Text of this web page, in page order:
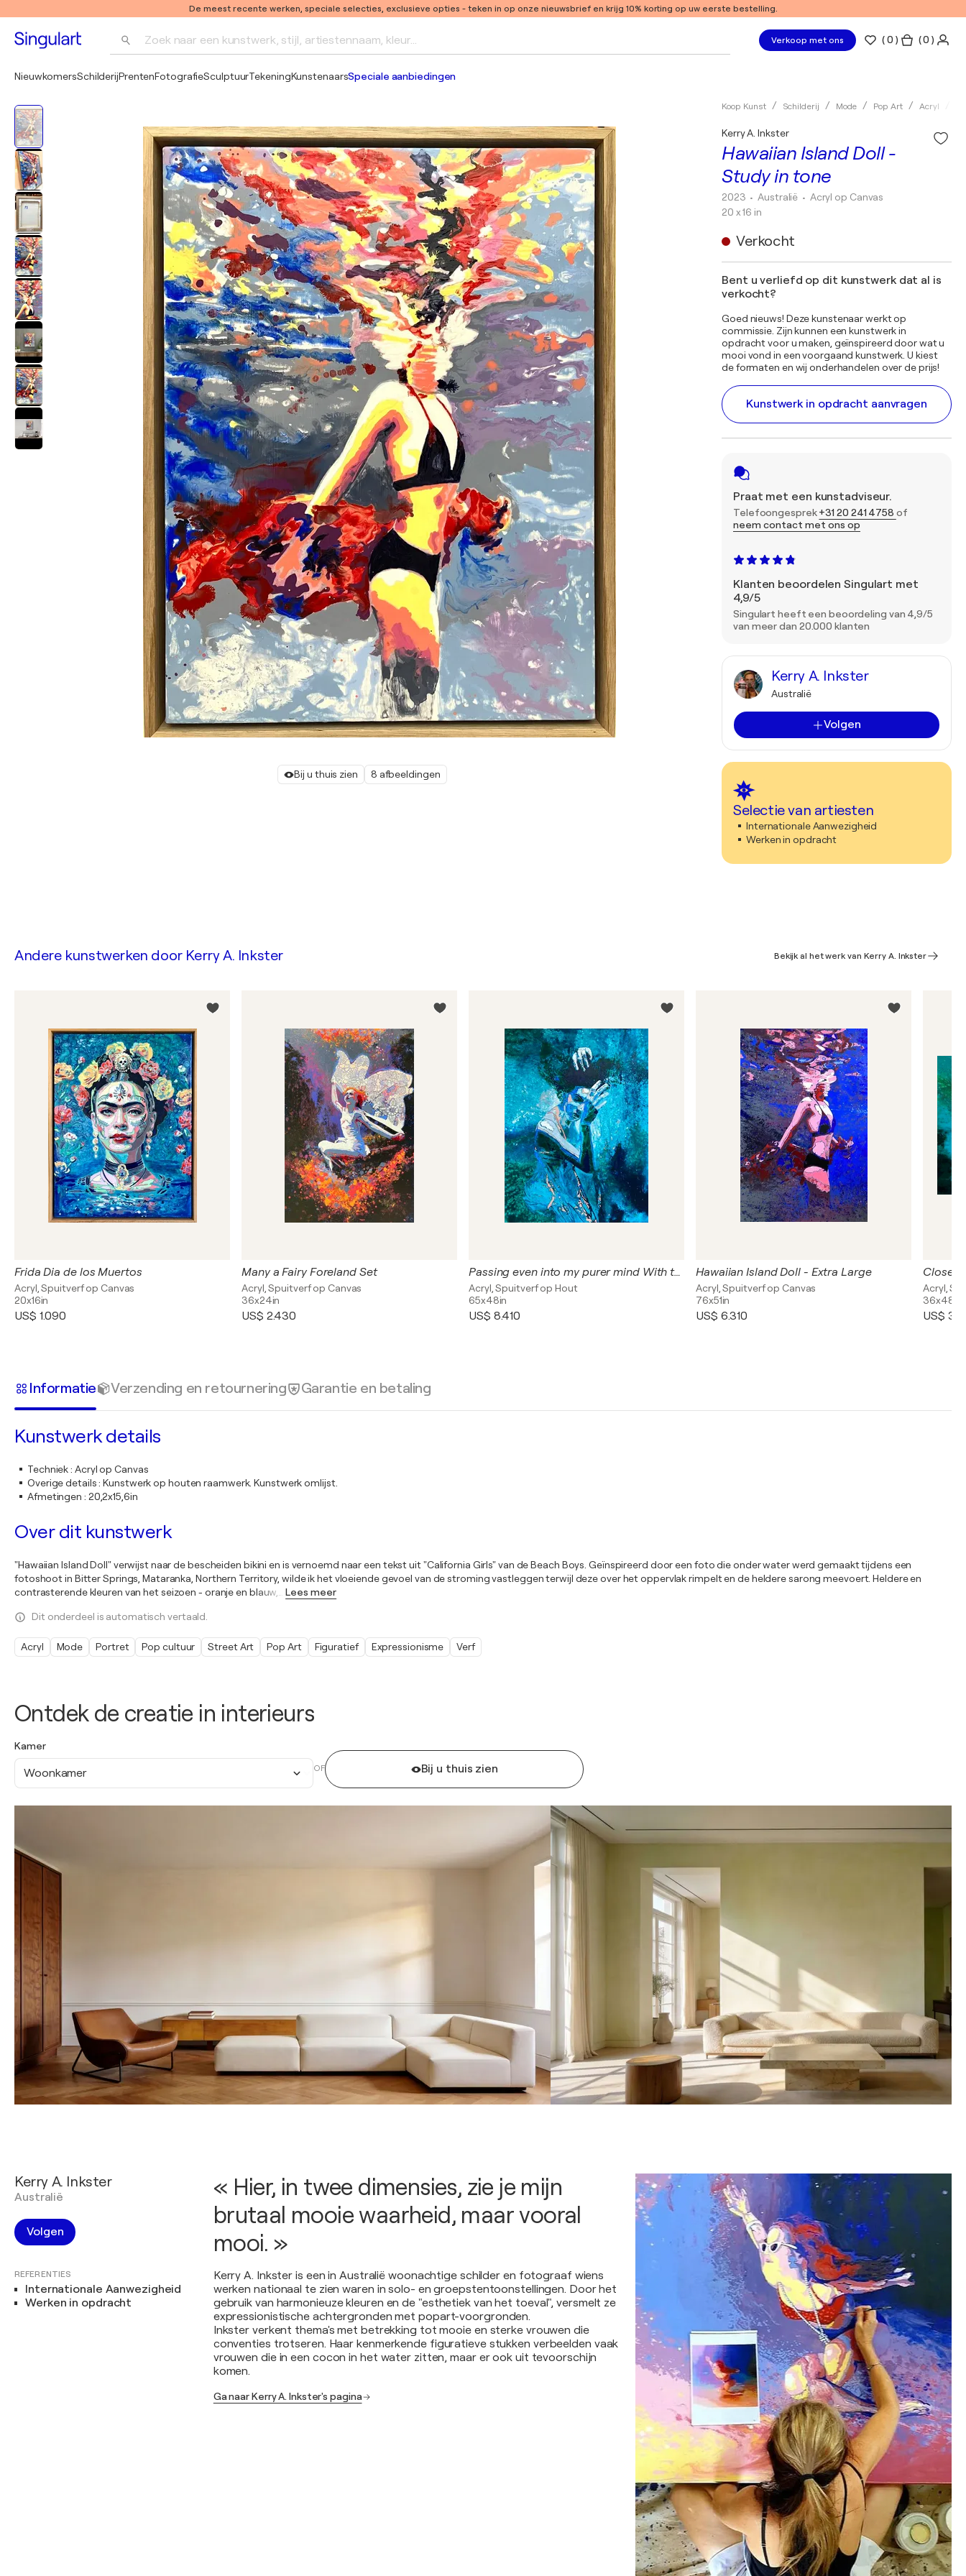
De meest recente werken, speciale selecties, exclusieve opties - teken in op onze nieuwsbrief en krijg 10% korting op uw eerste bestelling.
Zoek naar een kunstwerk, stijl, artiestennaam, kleur... Verkoop met ons (0 ) ( 0 )
NieuwkomersSchilderijPrentenFotografieSculptuurTekeningKunstenaarsSpeciale aanbiedingen
Bij u thuis zien 8 afbeeldingen
Koop Kunst Schilderij Mode Pop Art Acryl
Hawaiian Island Doll -
Study in tone
Kerry A. Inkster
2023 • Australië • Acryl op Canvas
20 x 16 in
Verkocht
Bent u verliefd op dit kunstwerk dat al is
verkocht?
Goed nieuws! Deze kunstenaar werkt op
commissie. Zijn kunnen een kunstwerk in
opdracht voor u maken, geïnspireerd door wat u
mooi vond in een voorgaand kunstwerk. U kiest
de formaten en wij onderhandelen over de prijs!
Kunstwerk in opdracht aanvragen
Praat met een kunstadviseur.
Telefoongesprek+31 20 241 4758 of
neem contact met ons op
Klanten beoordelen Singulart met
4,9/5
Singulart heeft een beoordeling van 4,9/5
van meer dan 20.000 klanten
Kerry A. Inkster
Australië
Volgen
Selectie van artiesten
Internationale Aanwezigheid
Werken in opdracht
Ontdek de creatie in interieurs
Kamer
Woonkamer OF Bij u thuis zien
Andere kunstwerken door Kerry A. Inkster Bekijk al het werk van Kerry A. Inkster
Frida Dia de los Muertos
Acryl, Spuitverf op Canvas
20x16in
US$ 1.090
Many a Fairy Foreland Set
Acryl, Spuitverf op Canvas
36x24in
US$ 2.430
Passing even into my purer mind With tranquil restoration - Extra Large
Acryl, Spuitverf op Hout
65x48in
US$ 8.410
Hawaiian Island Doll - Extra Large
Acryl, Spuitverf op Canvas
76x51in
US$ 6.310
Close
Acryl,
36x48in
US$
Informatie Verzending en retournering Garantie en betaling
Kunstwerk details
Techniek: Acryl op Canvas
Overige details:Kunstwerk op houten raamwerk. Kunstwerk omlijst.
Afmetingen : 20,2x15,6in
Over dit kunstwerk
"Hawaiian Island Doll" verwijst naar de bescheiden bikini en is vernoemd naar een tekst uit "California Girls" van de Beach Boys. Geïnspireerd door een foto die onder water werd gemaakt tijdens een
fotoshoot in Bitter Springs, Mataranka, Northern Territory, wilde ik het vloeiende gevoel van de stroming vastleggen terwijl deze over het oppervlak rimpelt en de heldere sarong meevoert. Heldere en
contrasterende kleuren van het seizoen - oranje en blauw,
Lees meer
Dit onderdeel is automatisch vertaald.
Acryl Mode Portret Pop cultuur Street Art Pop Art Figuratief Expressionisme Verf
Kerry A. Inkster
Australië
Volgen
REFERENTIES
Internationale Aanwezigheid
Werken in opdracht
« Hier, in twee dimensies, zie je mijn
brutaal mooie waarheid, maar vooral
mooi. »
Kerry A. Inkster is een in Australië woonachtige schilder en fotograaf wiens
werken nationaal te zien waren in solo- en groepstentoonstellingen. Door het
gebruik van harmonieuze kleuren en de "esthetiek van het toeval", versmelt ze
expressionistische achtergronden met popart-voorgronden.
Inkster verkent thema's met betrekking tot mooie en sterke vrouwen die
conventies trotseren. Haar kenmerkende figuratieve stukken verbeelden vaak
vrouwen die in een cocon in het water zitten, maar er ook uit tevoorschijn
komen.
Ga naar Kerry A. Inkster's pagina